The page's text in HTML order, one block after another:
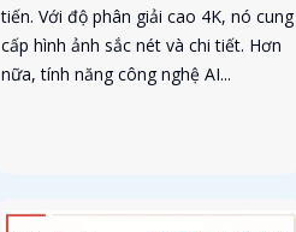
tiến. Với độ phân giải cao 4K, nó cung
cấp hình ảnh sắc nét và chi tiết. Hơn
nữa, tính năng công nghệ AI...